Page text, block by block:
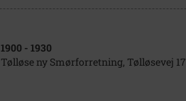
1900 - 1930
Tølløse ny Smørforretning, Tølløsevej 17